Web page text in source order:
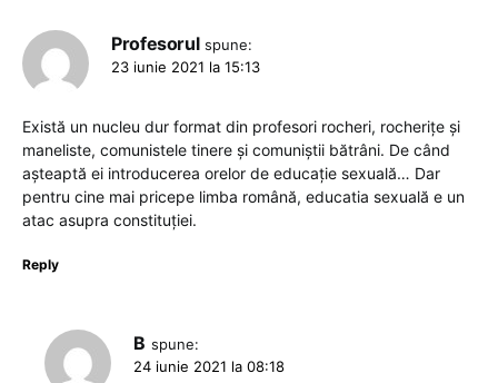
Profesorul spune:
23 iunie 2021 la 15:13
Există un nucleu dur format din profesori rocheri, rocherițe și
maneliste, comunistele tinere și comuniștii bătrâni. De când
așteaptă ei introducerea orelor de educație sexuală… Dar
pentru cine mai pricepe limba română, educatia sexuală e un
atac asupra constituției.
Reply
B spune:
24 iunie 2021 la 08:18